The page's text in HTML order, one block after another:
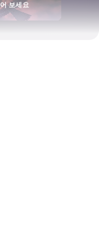
보세요